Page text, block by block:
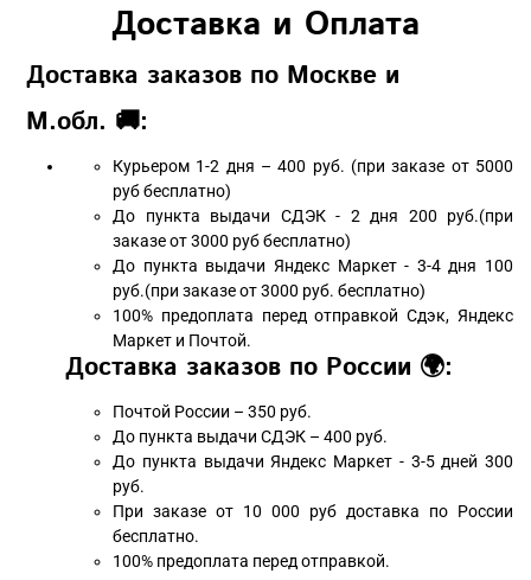
Доставка и Оплата
Доставка заказов по Москве и
М.обл. 🚚:
Курьером 1-2 дня – 400 руб. (при заказе от 5000
руб бесплатно)
До пункта выдачи СДЭК - 2 дня 200 руб.(при
заказе от 3000 руб бесплатно)
До пункта выдачи Яндекс Маркет - 3-4 дня 100
руб.(при заказе от 3000 руб. бесплатно)
100% предоплата перед отправкой Сдэк, Яндекс
Маркет и Почтой.
Доставка заказов по России 🌍:
Почтой России – 350 руб.
До пункта выдачи СДЭК – 400 руб.
До пункта выдачи Яндекс Маркет - 3-5 дней 300
руб.
При заказе от 10 000 руб доставка по России
бесплатно.
100% предоплата перед отправкой.